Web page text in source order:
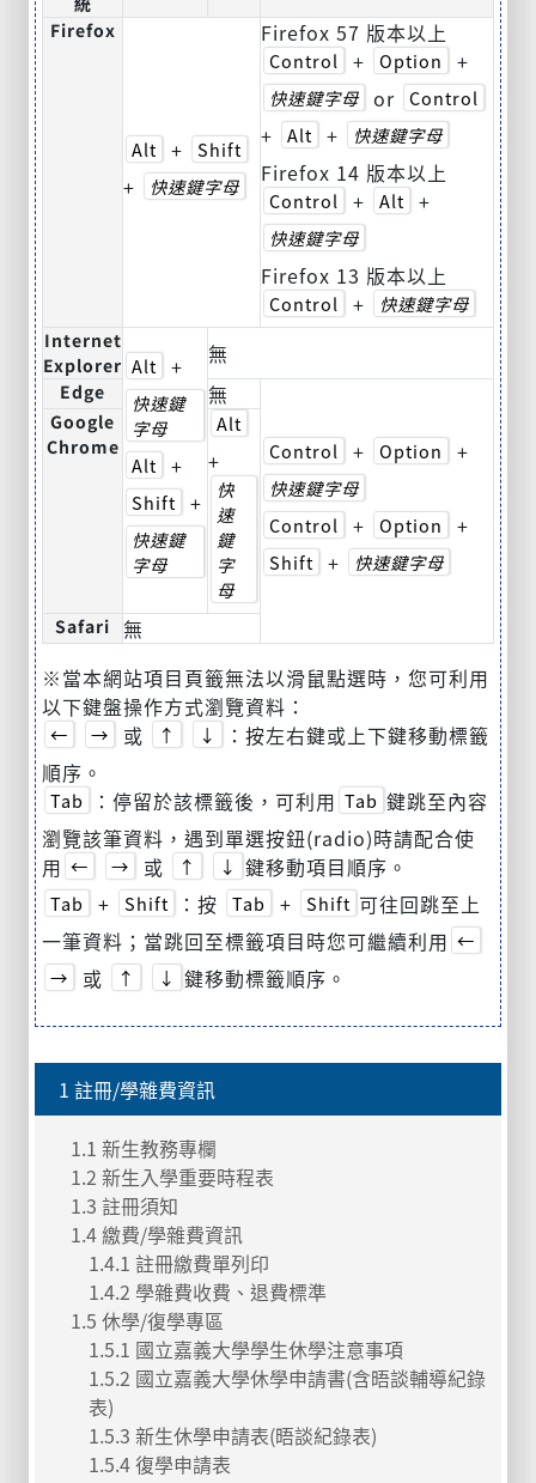
Firefox
Alt + Shift
+ 快速鍵字母
Firefox 57 版本以上
Control + Option +
快速鍵字母 or Control
+ Alt + 快速鍵字母
Firefox 14 版本以上
Control + Alt +
快速鍵字母
Firefox 13 版本以上
Control + 快速鍵字母
Internet
Explorer Alt +
快速鍵
字母
Alt
+
Shift +
快速鍵
字母
無
Edge 無
Control + Option +
快速鍵字母
Control
+ Option +
Shift + 快速鍵字母
Google
Chrome
Alt
+
快
速
鍵
字
母
Safari
無
※當本網站項目頁籤無法以滑鼠點選時，您可利用
以下鍵盤操作方式瀏覽資料：
← → 或 ↑ ↓
：按左右鍵或上下鍵移動標籤
順序。
Tab ：停留於該標籤後，可利用 Tab 鍵跳至內容
瀏覽該筆資料，遇到單選按鈕(radio)時請配合使
用 ← → 或 ↑ ↓ 鍵移動項目順序。
Tab + Shift ：按 Tab + Shift 可往回跳至上
一筆資料；當跳回至標籤項目時您可繼續利用 ←
→
或 ↑ ↓ 鍵移動標籤順序。
1 註冊/學雜費資訊
1.1 新生教務專欄
1.2 新生入學重要時程表
1.3 註冊須知
1.4 繳費/學雜費資訊
1.4.1 註冊繳費單列印
1.4.2 學雜費收費、退費標準
1.5 休學/復學專區
1.5.1 國立嘉義大學學生休學注意事項
1.5.2 國立嘉義大學休學申請書(含晤談輔導紀錄
表)
1.5.3 新生休學申請表(晤談紀錄表)
1.5.4 復學申請表